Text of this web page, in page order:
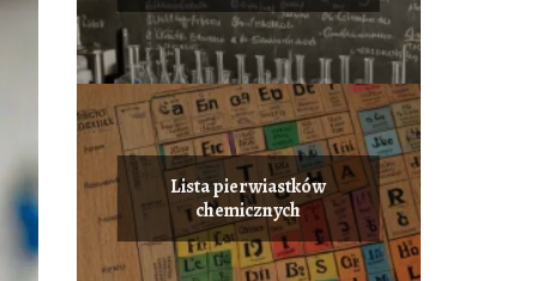
Lista pierwiastków
chemicznych